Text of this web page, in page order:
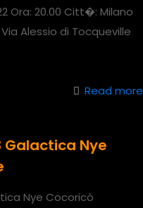
Ora: 20.00 Citt�: Milano
Alessio di Tocqueville
Read more
Nye
Nye Cocoricò